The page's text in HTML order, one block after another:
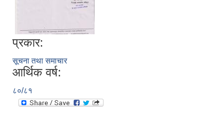
प्रकार:
सूचना तथा समाचार
आर्थिक वर्ष:
८०/८१